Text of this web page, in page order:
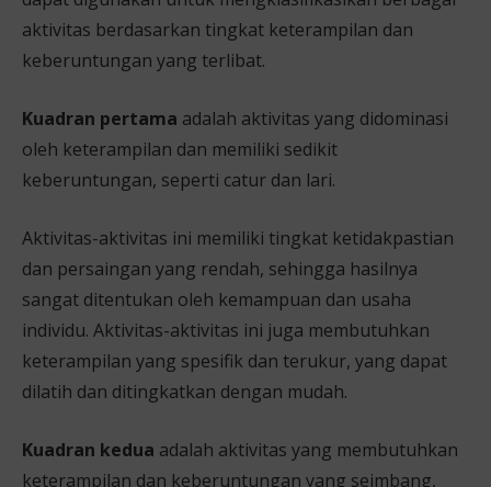
aktivitas berdasarkan tingkat keterampilan dan
keberuntungan yang terlibat.
Kuadran pertama adalah aktivitas yang didominasi
oleh keterampilan dan memiliki sedikit
keberuntungan, seperti catur dan lari.
Aktivitas-aktivitas ini memiliki tingkat ketidakpastian
dan persaingan yang rendah, sehingga hasilnya
sangat ditentukan oleh kemampuan dan usaha
individu. Aktivitas-aktivitas ini juga membutuhkan
keterampilan yang spesifik dan terukur, yang dapat
dilatih dan ditingkatkan dengan mudah.
Kuadran kedua adalah aktivitas yang membutuhkan
keterampilan dan keberuntungan yang seimbang,